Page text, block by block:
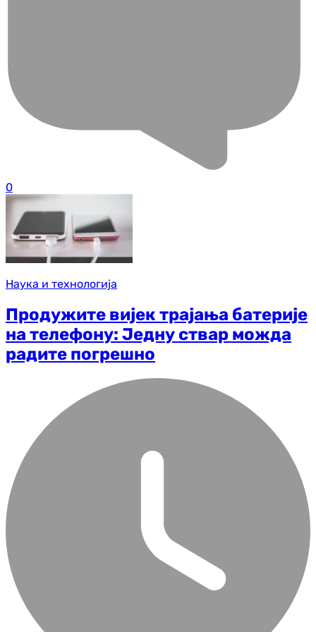
0
Наука и технологија
Продужите вијек трајања батерије
на телефону: Једну ствар можда
радите погрешно